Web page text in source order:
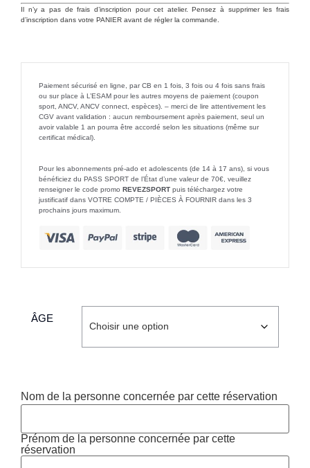
Il n’y a pas de frais d’inscription pour cet atelier. Pensez à supprimer les frais
d’inscription dans votre PANIER avant de régler la commande.
Paiement sécurisé en ligne, par CB en 1 fois, 3 fois ou 4 fois sans frais
ou sur place à L’ESAM pour les autres moyens de paiement (coupon
sport, ANCV, ANCV connect, espèces). – merci de lire attentivement les
CGV avant validation : aucun remboursement après paiement, seul un
avoir valable 1 an pourra être accordé selon les situations (même sur
certificat médical).
Pour les abonnements pré-ado et adolescents (de 14 à 17 ans), si vous
bénéficiez du PASS SPORT de l’État d’une valeur de 70€, veuillez
renseigner le code promo REVEZSPORT puis téléchargez votre
justificatif dans VOTRE COMPTE / PIÈCES À FOURNIR dans les 3
prochains jours maximum.
ÂGE
Nom de la personne concernée par cette réservation
Prénom de la personne concernée par cette
réservation